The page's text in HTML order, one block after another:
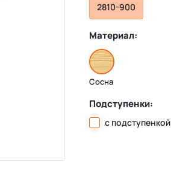
2810-900
Материал:
Сосна
Подступенки:
с подступенкой